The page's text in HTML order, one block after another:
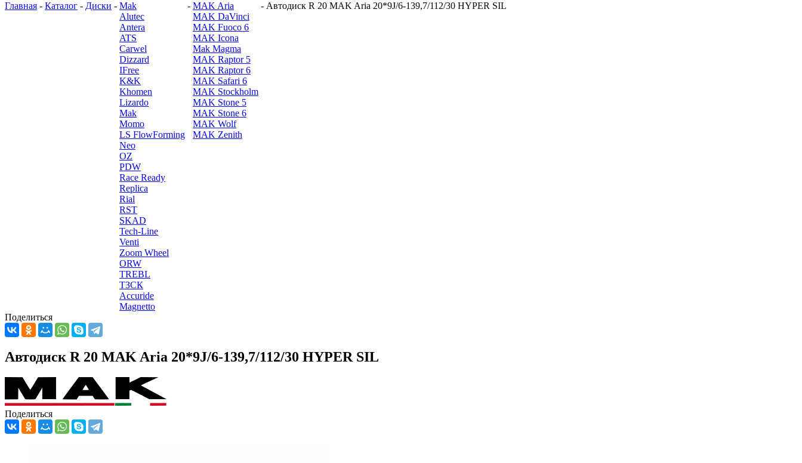
Главная - Каталог - Диски - Mak
Alutec
Antera
ATS
Carwel
Dizzard
IFree
K&K
Khomen
Lizardo
Mak
Momo
LS FlowForming
Neo
OZ
PDW
Race Ready
Replica
Rial
RST
SKAD
Tech-Line
Venti
Zoom Wheel
ORW
TREBL
ТЗСК
Accuride
Magnetto
- MAK Aria
MAK DaVinci
MAK Fuoco 6
MAK Icona
Mak Magma
MAK Raptor 5
MAK Raptor 6
MAK Safari 6
MAK Stockholm
MAK Stone 5
MAK Stone 6
MAK Wolf
MAK Zenith
- Автодиск R 20 MAK Aria 20*9J/6-139,7/112/30 HYPER SIL
Поделиться
Автодиск R 20 MAK Aria 20*9J/6-139,7/112/30 HYPER SIL
Поделиться